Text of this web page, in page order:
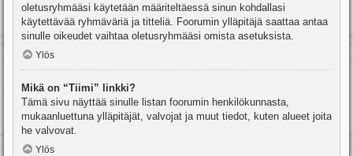
oletusryhmääsi käytetään määriteltäessä sinun kohdallasi
käytettävää ryhmäväriä ja titteliä. Foorumin ylläpitäjä saattaa antaa
sinulle oikeudet vaihtaa oletusryhmääsi omista asetuksista.
Ylös
Mikä on “Tiimi” linkki?
Tämä sivu näyttää sinulle listan foorumin henkilökunnasta,
mukaanluettuna ylläpitäjät, valvojat ja muut tiedot, kuten alueet joita
he valvovat.
Ylös